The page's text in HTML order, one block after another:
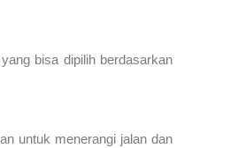
bisa dipilih berdasarkan
untuk menerangi jalan dan